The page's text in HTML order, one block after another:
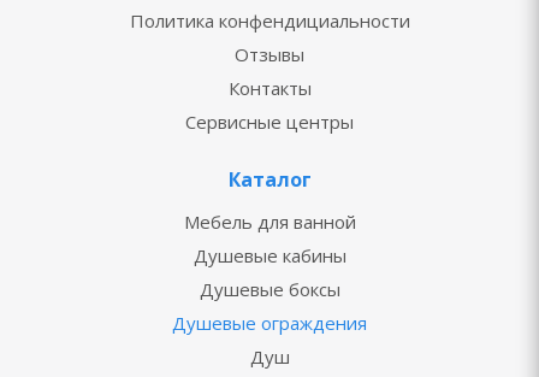
Политика конфендициальности
Отзывы
Контакты
Сервисные центры
Каталог
Мебель для ванной
Душевые кабины
Душевые боксы
Душевые ограждения
Душ